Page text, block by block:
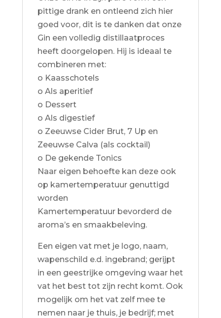
pittige drank en ontleend zich hier
goed voor, dit is te danken dat onze
Gin een volledig distillaatproces
heeft doorgelopen. Hij is ideaal te
combineren met:
o Kaasschotels
o Als aperitief
o Dessert
o Als digestief
o Zeeuwse Cider Brut, 7 Up en
Zeeuwse Calva (als cocktail)
o De gekende Tonics
Naar eigen behoefte kan deze ook
op kamertemperatuur genuttigd
worden
Kamertemperatuur bevorderd de
aroma’s en smaakbeleving.
Een eigen vat met je logo, naam,
wapenschild e.d. ingebrand; gerijpt
in een geestrijke omgeving waar het
vat het best tot zijn recht komt. Ook
mogelijk om het vat zelf mee te
nemen naar je thuis, je bedrijf; met